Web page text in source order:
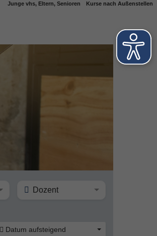
Junge vhs, Eltern, Senioren Kurse nach Außenstellen
Dozent
Datum aufsteigend